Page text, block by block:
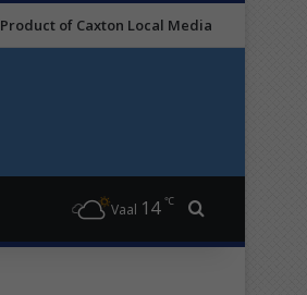
Product of Caxton Local Media
Vaal 14 ℃